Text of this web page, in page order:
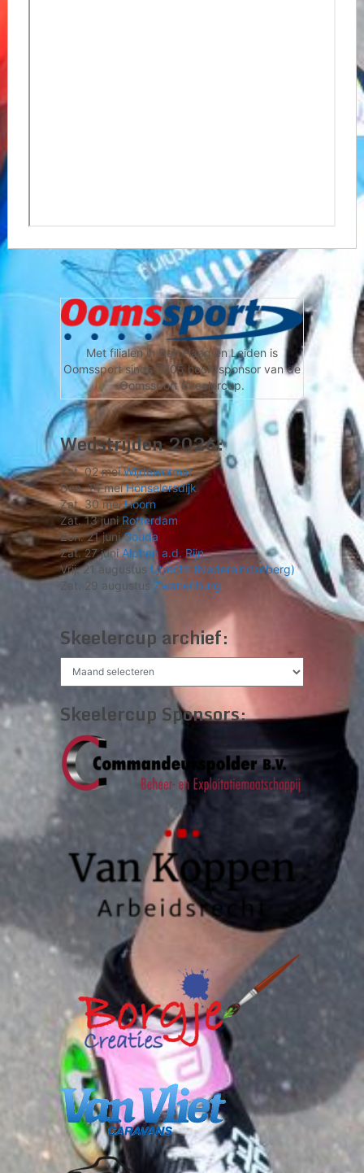
Met filialen in Den Haag en Leiden is
Oomssport sinds 2005 hoofdsponsor van de
Oomssport Skeelercup.
Wedstrijden 2026:
Zat. 02 meiWijdewormer
Don. 14 meiHonselersdijk
Zat. 30 meiHoorn
Zat. 13 juni Rotterdam
Zon. 21 juniGouda
Zat. 27 juniAlphen a.d. Rijn
Vrij. 21 augustus Utrecht (Nedereindseberg)
Zat. 29 augustus Zwanenburg
Skeelercup archief:
Skeelercup Sponsors: